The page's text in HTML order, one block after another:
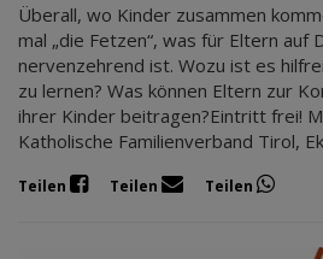
Überall, wo Kinder zusammen
mal „die Fetzen“, was für Eltern auf
nervenzehrend ist. Wozu ist es
zu lernen? Was können Eltern zur
ihrer Kinder beitragen?Eintritt frei!
Katholische Familienverband Tirol,
Teilen Teilen Teilen